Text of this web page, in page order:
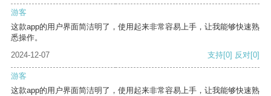
游客
这款app的用户界面简洁明了，使用起来非常容易上手，让我能够快速熟
悉操作。
2024-12-07
支持[0] 反对[0]
游客
这款app的用户界面简洁明了，使用起来非常容易上手，让我能够快速熟